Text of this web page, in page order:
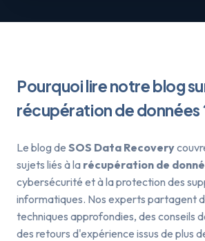
Pourquoi lire notre blog
récupération de données
Le blog de SOS Data Recovery
sujets liés à la récupération de
cybersécurité et à la protection des
informatiques. Nos experts partagent
techniques approfondies, des conseils
des retours d'expérience issus de plus